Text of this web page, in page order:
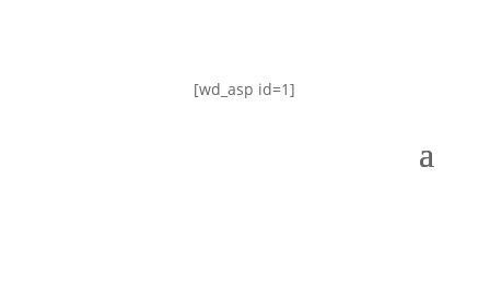
[wd_asp id=1]